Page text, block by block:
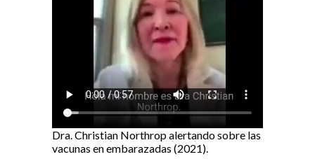
Dra. Christian Northrop alertando sobre las
vacunas en embarazadas (2021).